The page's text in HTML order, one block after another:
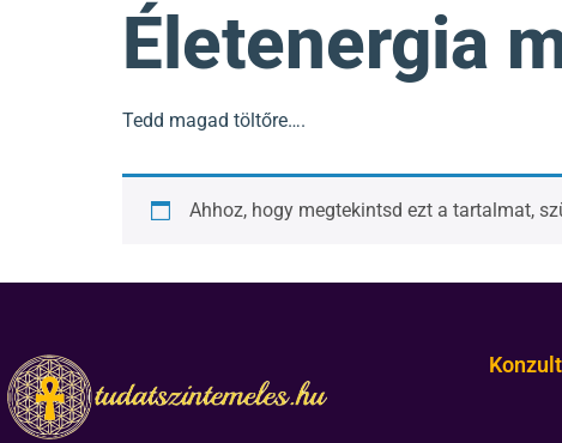
Életenergia
Tedd magad töltőre….
Ahhoz, hogy megtekintsd ezt a tartalmat,